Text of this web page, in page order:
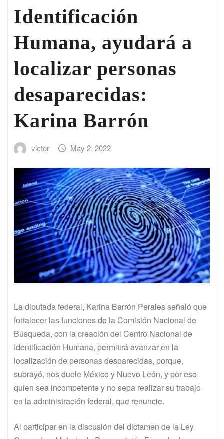
Identificación
Humana, ayudará a
localizar personas
desaparecidas:
Karina Barrón
victor May 2, 2022
La diputada federal, Karina Barrón Perales señaló que
fortalecer las funciones de la Comisión Nacional de
Búsqueda, con la creación del Centro Nacional de
Identificación Humana, permitirá avanzar en la
localización de personas desparecidas, porque,
subrayó, nos duele México y Nuevo León, y por eso
quien sea incompetente y no sepa realizar su trabajo
en la administración federal, que renuncie.
Al participar en la discusión del dictamen de la Ley